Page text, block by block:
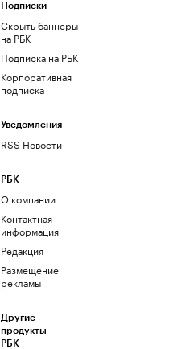
Подписки
Скрыть баннеры
на РБК
Подписка на РБК
Корпоративная
подписка
Уведомления
RSS Новости
РБК
О компании
Контактная
информация
Редакция
Размещение
рекламы
Другие
продукты
РБК